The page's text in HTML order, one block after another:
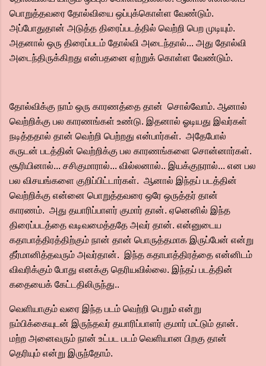
பொறுத்தவரை தோல்வியை ஒப்புக்கொள்ள வேண்டும்.
அப்போதுதான் அடுத்த திரைப்படத்தில் வெற்றி பெற முடியும்.
அதனால் ஒரு திரைப்படம் தோல்வி அடைந்தால்... அது தோல்வி
அடைந்திருக்கிறது என்பதனை ஏற்றுக் கொள்ள வேண்டும்.
தோல்விக்கு நாம் ஒரு காரணத்தை தான் சொல்வோம். ஆனால்
வெற்றிக்கு பல காரணங்கள் உண்டு. இதனால் ஓடியது இவர்கள்
நடித்ததால் தான் வெற்றி பெற்றது என்பார்கள். அதேபோல்
கருடன் படத்தின் வெற்றிக்கு பல காரணங்களை சொன்னார்கள்.
சூரியினால்... சசிகுமாரால்... வில்லனால்.. இயக்குநரால்... என பல
பல விசயங்களை குறிப்பிட்டார்கள். ஆனால் இந்தப் படத்தின்
வெற்றிக்கு என்னை பொறுத்தவரை ஒரே ஒருத்தர் தான்
காரணம். அது தயாரிப்பாளர் குமார் தான். ஏனெனில் இந்த
திரைப்படத்தை வடிவமைத்ததே அவர் தான். என்னுடைய
கதாபாத்திரத்திற்கும் நான் தான் பொருத்தமாக இருப்பேன் என்று
தீர்மானித்தவரும் அவர்தான். இந்த கதாபாத்திரத்தை என்னிடம்
விவரிக்கும் போது எனக்கு தெரியவில்லை.‌ இந்தப் படத்தின்
கதையைக் கேட்டதிலிருந்து..
வெளியாகும் வரை இந்த படம் வெற்றி பெறும் என்று
நம்பிக்கையுடன் இருந்தவர் தயாரிப்பாளர் குமார் மட்டும் தான்.
மற்ற அனைவரும் நான் உட்பட படம் வெளியான பிறகு தான்
தெரியும் என்று இருந்தோம்.